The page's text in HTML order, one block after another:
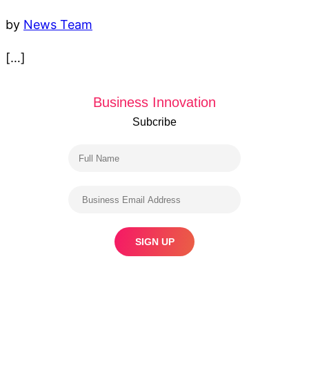
by News Team
[…]
Business Innovation
Subcribe